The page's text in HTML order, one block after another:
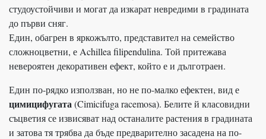
студоустойчиви и могат да изкарат невредими в градината
до първи сняг.
Един, обагрен в яркожълто, представител на семейство
сложноцветни, е Achillea filipendulina. Той притежава
невероятен декоративен ефект, който е и дълготраен.
Един по-рядко използван, но не по-малко ефектен, вид е
цимицифугата(Cimicifuga racemosa). Белите й класовидни
съцветия се извисяват над останалите растения в градината
и затова тя трябва да бъде предварително засадена на по-